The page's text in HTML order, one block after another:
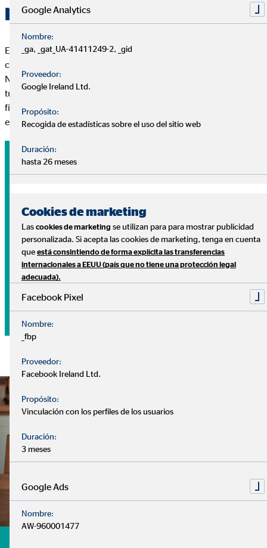
personales
En OVB respondemos a tus preguntas sin coste y sin
compromiso.
Nuestros consultores te ayudarán a diseñar un plan adaptado a
tus necesidades para ayudarte a conseguir tus metas
financieras y disfrutar de lo que más importa: tu tranquilidad
económica, tu salud y tu familia.
Google Analytics
Nombre:
_ga, _gat_UA-41411249-2, _gid
Proveedor:
Google Ireland Ltd.
Propósito:
Recogida de estadísticas sobre el uso del sitio web
Duración:
hasta 26 meses
Cookies de marketing
Las cookies de marketing se utilizan para para mostrar publicidad
personalizada. Si acepta las cookies de marketing, tenga en cuenta
que está consintiendo de forma explícita las transferencias
internacionales a EEUU (país que no tiene una protección legal
adecuada).
Facebook Pixel
Nombre:
_fbp
Proveedor:
Facebook Ireland Ltd.
Propósito:
Vinculación con los perfiles de los usuarios
Duración:
3 meses
Google Ads
Nombre:
AW-960001477